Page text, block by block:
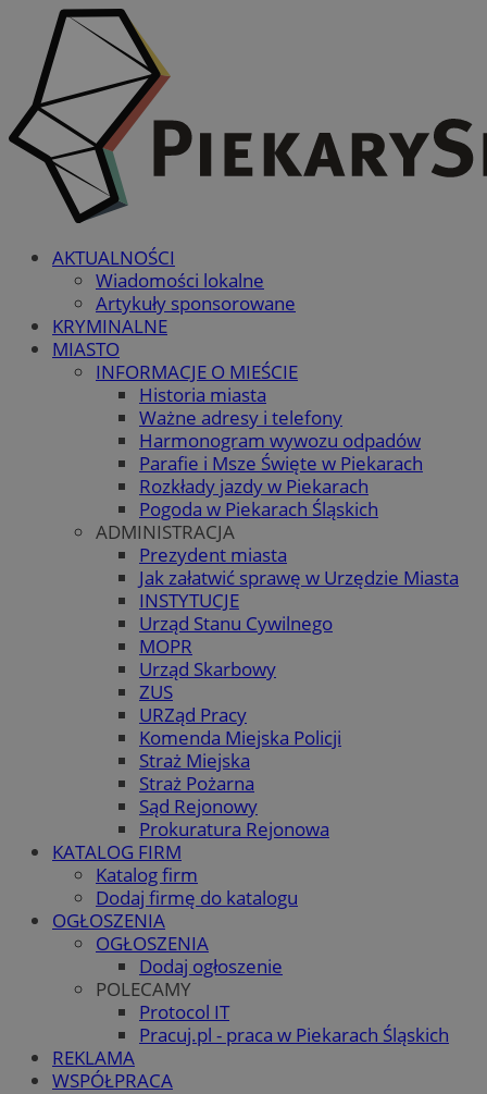
AKTUALNOŚCI
Wiadomości lokalne
Artykuły sponsorowane
KRYMINALNE
MIASTO
INFORMACJE O MIEŚCIE
Historia miasta
Ważne adresy i telefony
Harmonogram wywozu odpadów
Parafie i Msze Święte w Piekarach
Rozkłady jazdy w Piekarach
Pogoda w Piekarach Śląskich
ADMINISTRACJA
Prezydent miasta
Jak załatwić sprawę w Urzędzie Miasta
INSTYTUCJE
Urząd Stanu Cywilnego
MOPR
Urząd Skarbowy
ZUS
URZąd Pracy
Komenda Miejska Policji
Straż Miejska
Straż Pożarna
Sąd Rejonowy
Prokuratura Rejonowa
KATALOG FIRM
Katalog firm
Dodaj firmę do katalogu
OGŁOSZENIA
OGŁOSZENIA
Dodaj ogłoszenie
POLECAMY
Protocol IT
Pracuj.pl - praca w Piekarach Śląskich
REKLAMA
WSPÓŁPRACA